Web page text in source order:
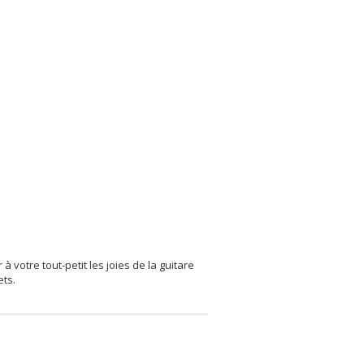
à votre tout-petit les joies de la guitare